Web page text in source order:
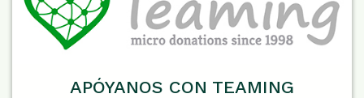
APÓYANOS CON TEAMING